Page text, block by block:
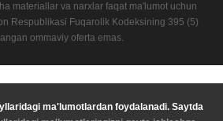
ma'lumotlardan foydalanadi. Saytda
materiallar va narxlar faqat ma'lumot uchun
Respublikasi Fuqarolik Kodeksining 395 (5)
ommaviy oferta emas.
Sifat xizmati